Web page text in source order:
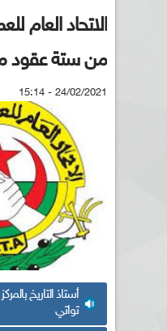
الاتحاد العام
من ستة عقود
24/02/2021 - 15:14
أستاذ التاريخ
تواتي